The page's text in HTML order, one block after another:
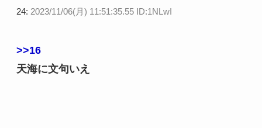
24: 2023/11/06(月) 11:51:35.55 ID:1NLwI
>>16
天海に文句いえ